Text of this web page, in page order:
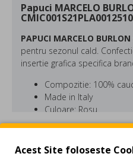
Papuci MARCELO
CMIC001S21PLA0012510
PAPUCI MARCELO BURLON
pentru sezonul cald.
insertie grafica specifica
Compozitie: 100%
Made in Italy
Culoare: Rosu
Pe langa atributiile pe care
Acest Site foloseste